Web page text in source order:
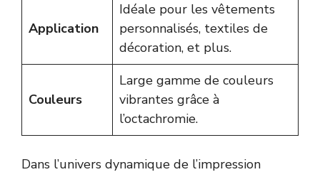
Application
Idéale pour les vêtements
personnalisés, textiles de
décoration, et plus.
Couleurs
Large gamme de couleurs
vibrantes grâce à
l’octachromie.
Dans l’univers dynamique de l’impression